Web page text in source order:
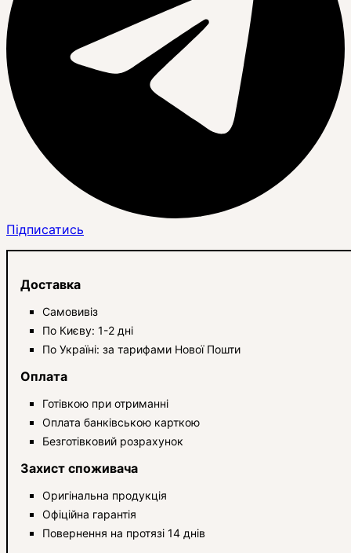
Підписатись
Доставка
Самовивіз
По Києву: 1-2 дні
По Україні: за тарифами Нової Пошти
Оплата
Готівкою при отриманні
Оплата банківською карткою
Безготівковий розрахунок
Захист споживача
Оригінальна продукція
Офіційна гарантія
Повернення на протязі 14 днів